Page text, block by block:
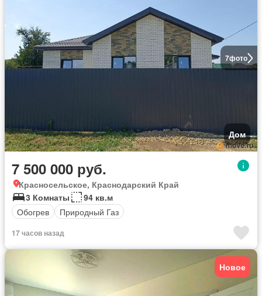
7фото
Дом
7 500 000 руб.
Красносельское, Краснодарский Край
3 Комнаты
94 кв.м
Обогрев
Природный Газ
17 часов назад
Новое